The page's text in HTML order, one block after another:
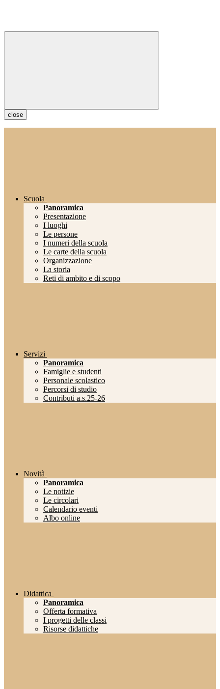
close
Scuola
Panoramica
Presentazione
I luoghi
Le persone
I numeri della scuola
Le carte della scuola
Organizzazione
La storia
Reti di ambito e di scopo
Servizi
Panoramica
Famiglie e studenti
Personale scolastico
Percorsi di studio
Contributi a.s.25-26
Novità
Panoramica
Le notizie
Le circolari
Calendario eventi
Albo online
Didattica
Panoramica
Offerta formativa
I progetti delle classi
Risorse didattiche